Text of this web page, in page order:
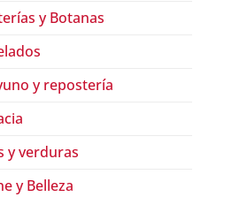
y Botanas
y repostería
y verduras
y Belleza